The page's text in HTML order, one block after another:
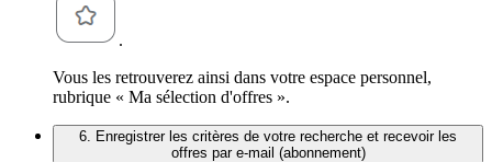
.
Vous les retrouverez ainsi dans votre espace personnel,
rubrique « Ma sélection d'offres ».
6. Enregistrer les critères de votre recherche et recevoir les
offres par e-mail (abonnement)